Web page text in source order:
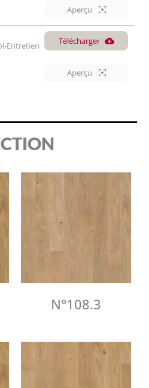
Aperçu
Entretien Télécharger
Aperçu
N°108.3